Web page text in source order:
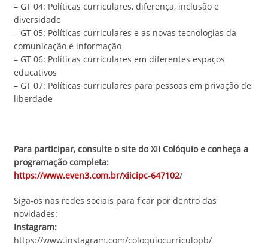
– GT 04: Políticas curriculares, diferença, inclusão e
diversidade
– GT 05: Políticas curriculares e as novas tecnologias da
comunicação e informação
– GT 06: Políticas curriculares em diferentes espaços
educativos
– GT 07: Políticas curriculares para pessoas em privação de
liberdade
Para participar, consulte o site do XII Colóquio e conheça a
programação completa:
https://www.even3.com.br/xiicipc-647102/
Siga-os nas redes sociais para ficar por dentro das
novidades:
Instagram:
https://www.instagram.com/coloquiocurriculopb/